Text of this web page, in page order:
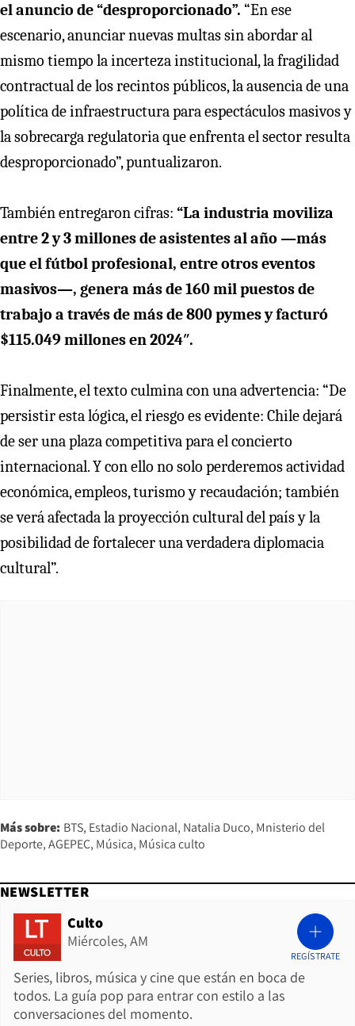
el anuncio de “desproporcionado”. “En ese
escenario, anunciar nuevas multas sin abordar al
mismo tiempo la incerteza institucional, la fragilidad
contractual de los recintos públicos, la ausencia de una
política de infraestructura para espectáculos masivos y
la sobrecarga regulatoria que enfrenta el sector resulta
desproporcionado”, puntualizaron.
También entregaron cifras: “La industria moviliza
entre 2 y 3 millones de asistentes al año —más
que el fútbol profesional, entre otros eventos
masivos—, genera más de 160 mil puestos de
trabajo a través de más de 800 pymes y facturó
$115.049 millones en 2024″.
Finalmente, el texto culmina con una advertencia: “De
persistir esta lógica, el riesgo es evidente: Chile dejará
de ser una plaza competitiva para el concierto
internacional. Y con ello no solo perderemos actividad
económica, empleos, turismo y recaudación; también
se verá afectada la proyección cultural del país y la
posibilidad de fortalecer una verdadera diplomacia
cultural”.
Más sobre: BTS Estadio Nacional Natalia Duco Mnisterio del
Deporte AGEPEC Música Música culto
NEWSLETTER
Culto
Miércoles, AM
Series, libros, música y cine que están en boca de
todos. La guía pop para entrar con estilo a las
conversaciones del momento.
REGÍSTRATE